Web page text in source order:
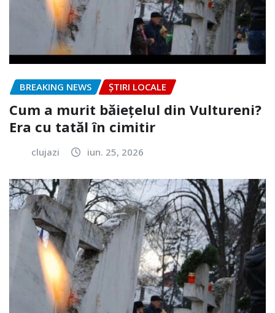
BREAKING NEWS ȘTIRI LOCALE
Cum a murit băiețelul din Vultureni?
Era cu tatăl în cimitir
clujazi iun. 25, 2026